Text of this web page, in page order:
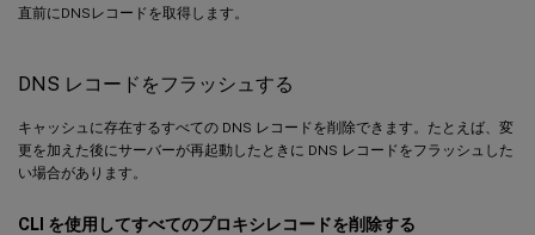
直前にDNSレコードを取得します。
DNS レコードをフラッシュする
キャッシュに存在するすべての DNS レコードを削除できます。たとえば、変
更を加えた後にサーバーが再起動したときに DNS レコードをフラッシュした
い場合があります。
CLI を使用してすべてのプロキシレコードを削除する